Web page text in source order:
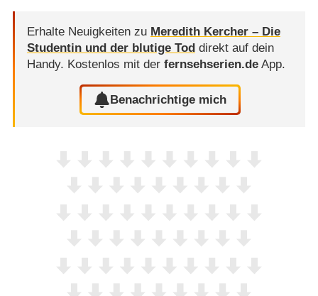
Erhalte Neuigkeiten zu Meredith Kercher – Die
Studentin und der blutige Tod direkt auf dein
Handy. Kostenlos mit der fernsehserien.deApp.
Benachrichtige mich